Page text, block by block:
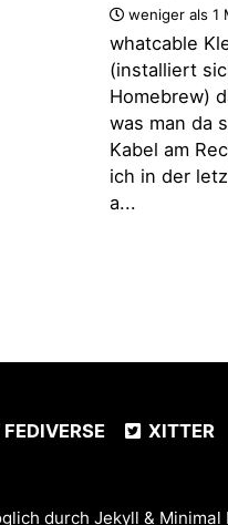
weniger als 1
whatcable
(installiert
Homebrew)
was man da
Kabel am
ich in der
a...
XITTER
durch Jekyll & Minimal